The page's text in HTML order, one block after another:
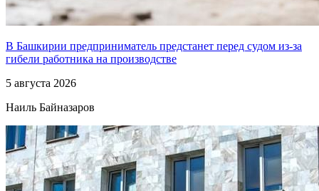
В Башкирии предприниматель предстанет перед судом из-за
гибели работника на производстве
5 августа 2026
Наиль Байназаров